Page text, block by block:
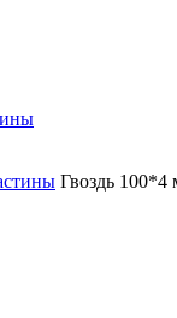
Гвоздь 100*4